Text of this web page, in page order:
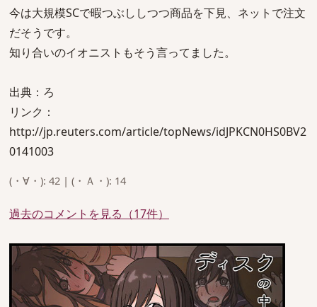
今は大規模SCで暇つぶししつつ商品を下見、ネットで注文
だそうです。
知り合いのイオニストもそう言ってました。
出典：ろ
リンク：
http://jp.reuters.com/article/topNews/idJPKCN0HS0BV2
0141003
(・∀・): 42 | (・Ａ・): 14
過去のコメントを見る（17件）